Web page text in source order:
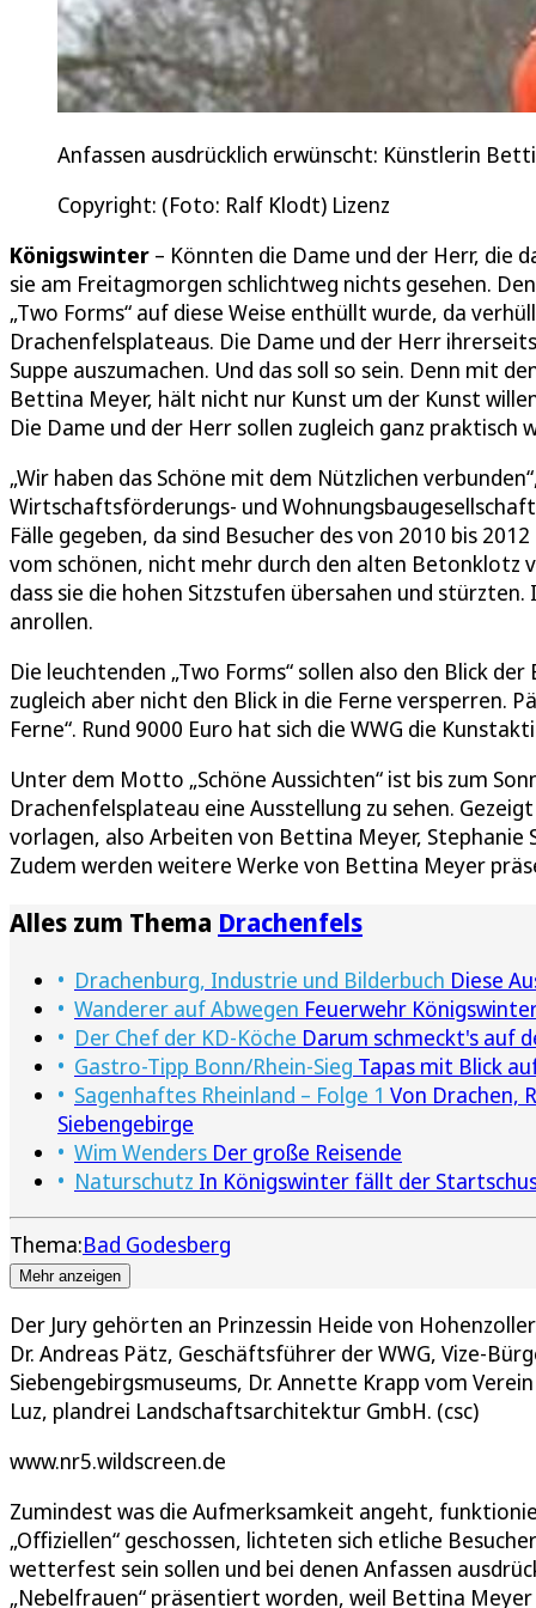
Anfassen ausdrücklich erwünscht: Künstlerin
Copyright: (Foto: Ralf Klodt) Lizenz
Königswinter – Könnten die Dame und der Herr, die
sie am Freitagmorgen schlichtweg nichts gesehen.
„Two Forms“ auf diese Weise enthüllt wurde, da
Drachenfelsplateaus. Die Dame und der Herr
Suppe auszumachen. Und das soll so sein. Denn mit
Bettina Meyer, hält nicht nur Kunst um der Kunst
Die Dame und der Herr sollen zugleich ganz
„Wir haben das Schöne mit dem Nützlichen
Wirtschaftsförderungs- und
Fälle gegeben, da sind Besucher des von 2010 bis
vom schönen, nicht mehr durch den alten Betonklotz
dass sie die hohen Sitzstufen übersahen und
anrollen.
Die leuchtenden „Two Forms“ sollen also den Blick
zugleich aber nicht den Blick in die Ferne versperren.
Ferne“. Rund 9000 Euro hat sich die WWG die
Unter dem Motto „Schöne Aussichten“ ist bis zum
Drachenfelsplateau eine Ausstellung zu sehen.
vorlagen, also Arbeiten von Bettina Meyer,
Zudem werden weitere Werke von Bettina Meyer
Alles zum Thema Drachenfels
Drachenburg, Industrie und Bilderbuch Diese
Wanderer auf Abwegen Feuerwehr
Der Chef der KD-Köche Darum schmeckt's auf
Gastro-Tipp Bonn/Rhein-Sieg Tapas mit Blick
Sagenhaftes Rheinland – Folge 1 Von Drachen,
Siebengebirge
Wim Wenders Der große Reisende
Naturschutz In Königswinter fällt der
Thema:Bad Godesberg
Mehr anzeigen
Der Jury gehörten an Prinzessin Heide von
Dr. Andreas Pätz, Geschäftsführer der WWG, Vize-
Siebengebirgsmuseums, Dr. Annette Krapp vom
Luz, plandrei Landschaftsarchitektur GmbH. (csc)
www.nr5.wildscreen.de
Zumindest was die Aufmerksamkeit angeht,
„Offiziellen“ geschossen, lichteten sich etliche
wetterfest sein sollen und bei denen Anfassen
„Nebelfrauen“ präsentiert worden, weil Bettina